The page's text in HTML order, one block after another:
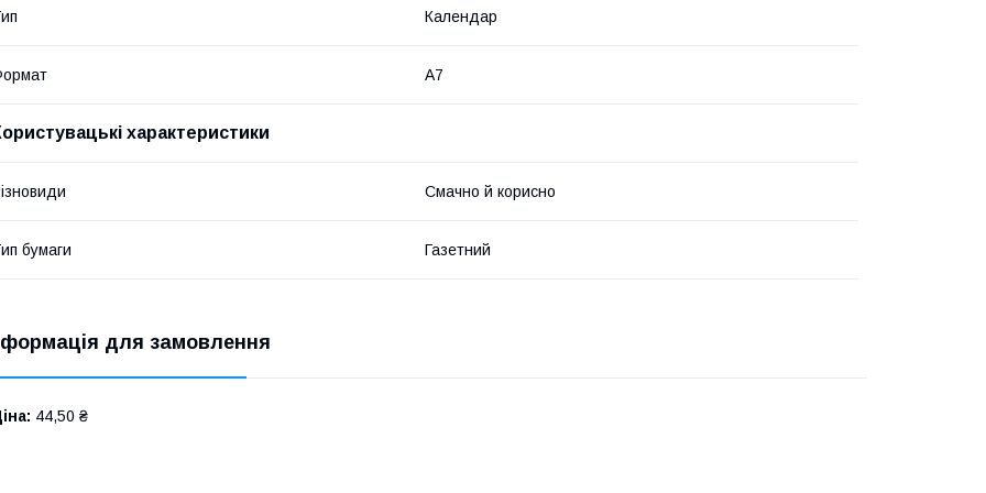
Календар
A7
характеристики
Смачно й корисно
бумаги Газетний
для замовлення
44,50 ₴